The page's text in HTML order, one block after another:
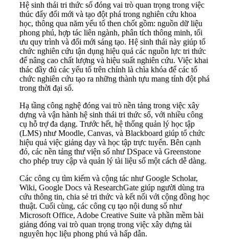
Hệ sinh thái tri thức số đóng vai trò quan trọng trong việc
thúc đẩy đổi mới và tạo đột phá trong nghiên cứu khoa
học, thông qua năm yếu tố then chốt gồm: nguồn dữ liệu
phong phú, hợp tác liên ngành, phân tích thông minh, tối
ưu quy trình và đổi mới sáng tạo. Hệ sinh thái này giúp tổ
chức nghiên cứu tận dụng hiệu quả các nguồn lực tri thức
để nâng cao chất lượng và hiệu suất nghiên cứu. Việc khai
thác đầy đủ các yếu tố trên chính là chìa khóa để các tổ
chức nghiên cứu tạo ra những thành tựu mang tính đột phá
trong thời đại số.
Hạ tầng công nghệ đóng vai trò nền tảng trong việc xây
dựng và vận hành hệ sinh thái tri thức số, với nhiều công
cụ hỗ trợ đa dạng. Trước hết, hệ thống quản lý học tập
(LMS) như Moodle, Canvas, và Blackboard giúp tổ chức
hiệu quả việc giảng dạy và học tập trực tuyến. Bên cạnh
đó, các nền tảng thư viện số như DSpace và Greenstone
cho phép truy cập và quản lý tài liệu số một cách dễ dàng.
Các công cụ tìm kiếm và cộng tác như Google Scholar,
Wiki, Google Docs và ResearchGate giúp người dùng tra
cứu thông tin, chia sẻ tri thức và kết nối với cộng đồng học
thuật. Cuối cùng, các công cụ tạo nội dung số như
Microsoft Office, Adobe Creative Suite và phần mềm bài
giảng đóng vai trò quan trọng trong việc xây dựng tài
nguyên học liệu phong phú và hấp dẫn.